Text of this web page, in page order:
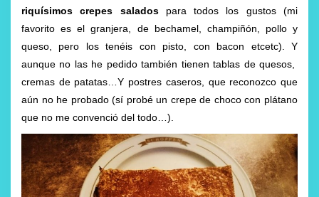
riquísimos crepes saladospara todos los gustos (mi
favorito es el granjera, de bechamel, champiñón, pollo y
queso, pero los tenéis con pisto, con bacon etcetc). Y
aunque no las he pedido también tienen tablas de quesos,
cremas de patatas…Y postres caseros, que reconozco que
aún no he probado (sí probé un crepe de choco con plátano
que no me convenció del todo…).